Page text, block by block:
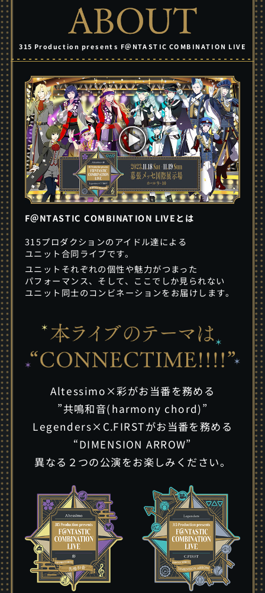
315 Production presents F＠NTASTIC COMBINATION LIVE
F＠NTASTIC COMBINATION LIVEとは
315プロダクションのアイドル達による
ユニット合同ライブです。
ユニットそれぞれの個性や魅力がつまった
パフォーマンス、そして、ここでしか見られない
ユニット同士のコンビネーションをお届けします。
Altessimo×彩がお当番を務める
”共鳴和音(harmony chord)”
Legenders×C.FIRSTがお当番を務める
“DIMENSION ARROW”
異なる２つの公演をお楽しみください。